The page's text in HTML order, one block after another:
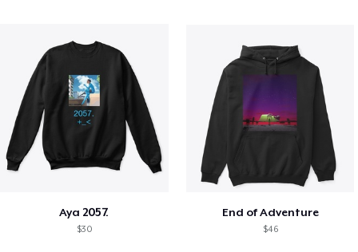
Aya 2057.
$30
End of Adventure
$46